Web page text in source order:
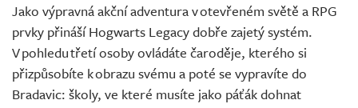
Jako výpravná akční adventura v otevřeném světě a RPG
prvky přináší Hogwarts Legacy dobře zajetý systém.
V pohledu třetí osoby ovládáte čaroděje, kterého si
přizpůsobíte k obrazu svému a poté se vypravíte do
Bradavic: školy, ve které musíte jako páťák dohnat